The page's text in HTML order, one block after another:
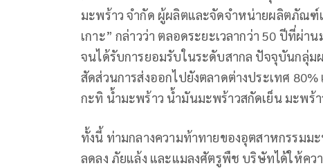
มะพร้าว จำกัด ผู้ผลิตและจัดจำหน่ายผลิตภัณ
เกาะ” กล่าวว่า ตลอดระยะเวลากว่า 50 ปีที่
จนได้รับการยอมรับในระดับสากล ปัจจุบันกลุ่
สัดส่วนการส่งออกไปยังตลาดต่างประเทศ
กะทิ น้ำมะพร้าว น้ำมันมะพร้าวสกัดเย็น มะพร้
ทั้งนี้ ท่ามกลางความท้าทายของอุตสาหกรรม
ลดลง ภัยแล้ง และแมลงศัตรูพืช บริษัทได้ให้คว